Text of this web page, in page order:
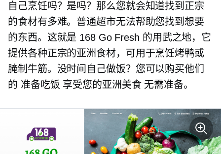
自己烹饪吗？是吗？那么您就会知道找到正宗
的食材有多难。普通超市无法帮助您找到想要
的东西。这就是 168 Go Fresh 的用武之地，它
提供各种正宗的亚洲食材，可用于烹饪烤鸭或
腌制牛筋。没时间自己做饭？您可以购买他们
的 准备吃饭 享受您的亚洲美食 无需准备。